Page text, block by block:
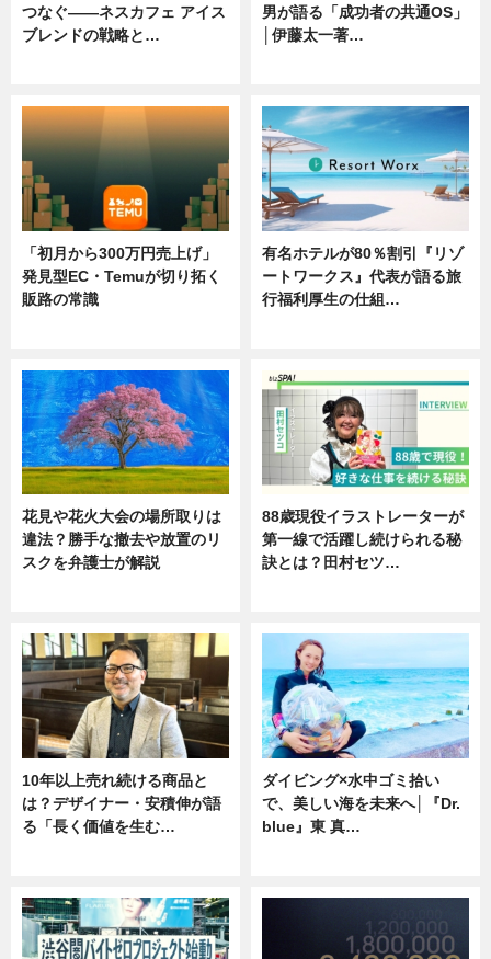
つなぐ――ネスカフェ アイス
ブレンドの戦略と…
男が語る「成功者の共通OS」
│伊藤太一著…
「初月から300万円売上げ」
発見型EC・Temuが切り拓く
販路の常識
有名ホテルが80％割引『リゾ
ートワークス』代表が語る旅
行福利厚生の仕組…
花見や花火大会の場所取りは
違法？勝手な撤去や放置のリ
スクを弁護士が解説
88歳現役イラストレーターが
第一線で活躍し続けられる秘
訣とは？田村セツ…
10年以上売れ続ける商品と
は？デザイナー・安積伸が語
る「長く価値を生む…
ダイビング×水中ゴミ拾い
で、美しい海を未来へ│『Dr.
blue』東 真…